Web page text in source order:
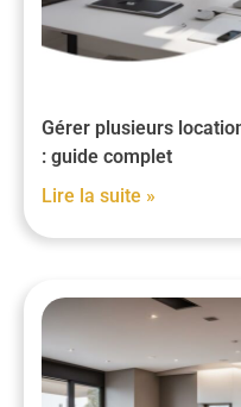
Gérer plusieurs
: guide complet
Lire la suite »